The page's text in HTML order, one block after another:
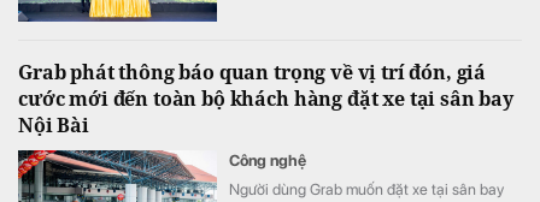
thu hút thành công từ đầu năm đến nay lên
gần 350 triệu USD.
Grab phát thông báo quan trọng về vị trí đón, giá
cước mới đến toàn bộ khách hàng đặt xe tại sân bay
Nội Bài
Công nghệ
Người dùng Grab muốn đặt xe tại sân bay